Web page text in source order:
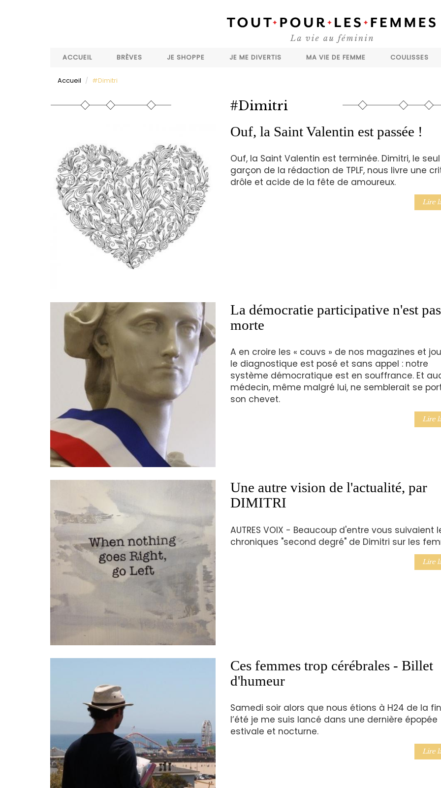
ACCUEIL
BRÈVES JE SHOPPE JE ME DIVERTIS MA VIE DE FEMME COULISSES
Accueil #Dimitri
#Dimitri
Ouf, la Saint Valentin est passée !
Ouf, la Saint Valentin est terminée. Dimitri, le seul
garçon de la rédaction de TPLF, nous livre une
drôle et acide de la fête de amoureux.
Lire
La démocratie participative n'est pas
morte
A en croire les « couvs » de nos magazines et
le diagnostique est posé et sans appel : notre
système démocratique est en souffrance. Et
médecin, même malgré lui, ne semblerait se
son chevet.
Lire
Une autre vision de l'actualité, par
DIMITRI
AUTRES VOIX - Beaucoup d'entre vous suivaient
chroniques "second degré" de Dimitri sur les
Lire
Ces femmes trop cérébrales - Billet
d'humeur
Samedi soir alors que nous étions à H24 de la
l’été je me suis lancé dans une dernière épopée
estivale et nocturne.
Lire